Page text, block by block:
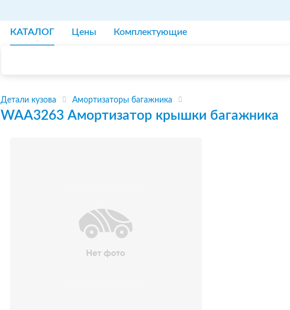
КАТАЛОГ Цены Комплектующие
Детали кузова Амортизаторы багажника
WAA3263 Амортизатор крышки багажника